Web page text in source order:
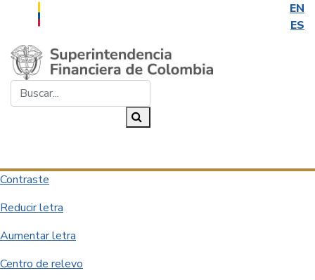
EN
ES
Saltar al contenido principal
Contraste
Reducir letra
Aumentar letra
Centro de relevo